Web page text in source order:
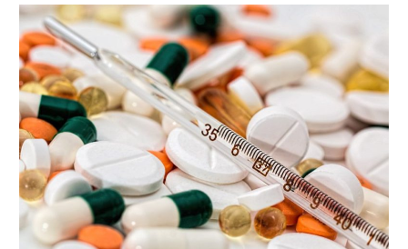
進
化
と
多
様
な
時
代
へ
の
柔
軟
な